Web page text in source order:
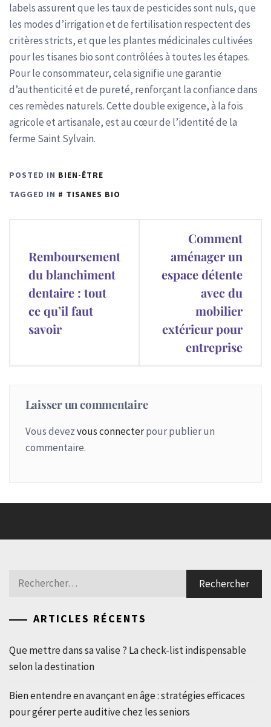
labels assurent que les taux de pesticides sont nuls, que
les modes d’irrigation et de fertilisation respectent des
critères stricts, et que les plantes médicinales cultivées
pour les tisanes bio sont contrôlées à toutes les étapes.
Pour le consommateur, cela signifie une garantie
d’authenticité et de pureté, renforçant la confiance dans
ces remèdes naturels. Cette double exigence, à la fois
agricole et artisanale, est au cœur de l’identité de la
ferme Saint Sylvain.
POSTED IN BIEN-ÊTRE
TAGGED IN
TISANES BIO
l’article
Remboursement
du blanchiment
dentaire : tout
ce qu’il faut
savoir
Comment
aménager un
espace détente
avec du
mobilier
extérieur pour
entreprise
Laisser un commentaire
Vous devezvous connecterpour publier un
commentaire.
Rechercher :
ARTICLES RÉCENTS
Que mettre dans sa valise ? La check-list indispensable
selon la destination
Bien entendre en avançant en âge : stratégies efficaces
pour gérer perte auditive chez les seniors